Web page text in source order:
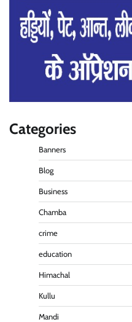
Categories
Banners
Blog
Business
Chamba
crime
education
Himachal
Kullu
Mandi
घोषणाऐ, बाते